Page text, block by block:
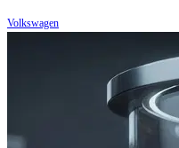
Volkswagen